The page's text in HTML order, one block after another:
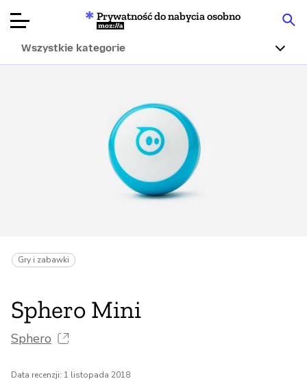
Articles
O nas
Przekaż
Prywatność do nabycia osobno
Mozilla
Wszystkie kategorie
Gry i zabawki
Sphero Mini
Sphero
Data recenzji: 1 listopada 2018